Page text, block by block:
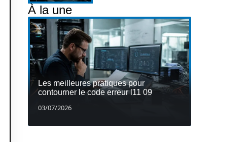
À la une
Les meilleures pratiques pour
contourner le code erreur l11 09
03/07/2026